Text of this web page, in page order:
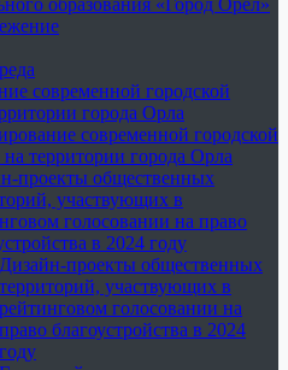
образования «Город Орёл»
современной городской
города Орла
современной городской
территории города Орла
проекты общественных
участвующих в
голосовании на право
в 2024 году
Дизайн-проекты общественных
территорий, участвующих в
рейтинговом голосовании на
право благоустройства в 2024
году